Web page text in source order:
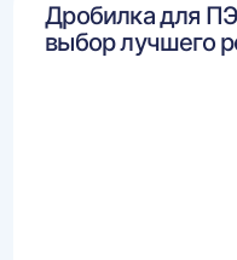
Дробилка для
выбор лучшего